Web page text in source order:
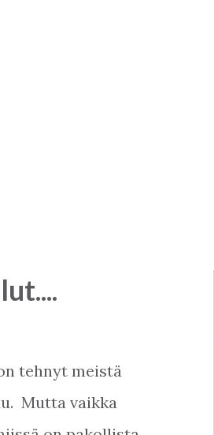
tehnyt meistä
Mutta vaikka